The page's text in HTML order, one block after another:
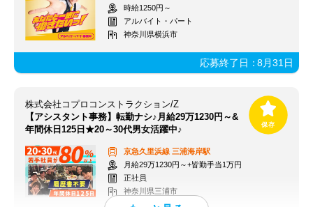
時給1250円～
アルバイト・パート
神奈川県横浜市
応募終了日：8月31日
株式会社コプロコンストラクション/Z
【アシスタント事務】転勤ナシ♪月給29万1230円～&
年間休日125日★20～30代男女活躍中♪
京急久里浜線 三浦海岸駅
月給29万1230円～+皆勤手当1万円
正社員
神奈川県三浦市